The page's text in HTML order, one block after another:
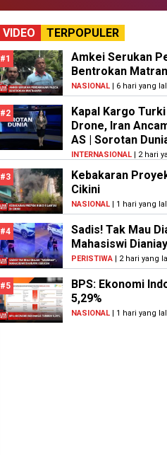
VIDEO TERPOPULER
#1
Amkei Serukan
Bentrokan
NASIONAL| 6 hari yang
#2
Kapal Kargo
Drone, Iran
AS | Sorotan
INTERNASIONAL| 2 hari
#3
Kebakaran
Cikini
NASIONAL| 1 hari yang
#4
Sadis! Tak Mau
Mahasiswi
PERISTIWA| 2 hari yang
#5
BPS: Ekonomi
5,29%
NASIONAL| 1 hari yang